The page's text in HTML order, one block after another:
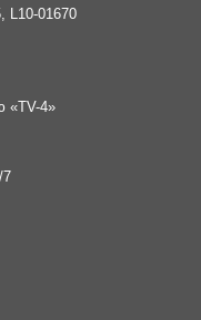
L10-01670
«TV-4»
7